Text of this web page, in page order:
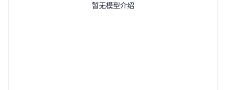
暂无模型介绍